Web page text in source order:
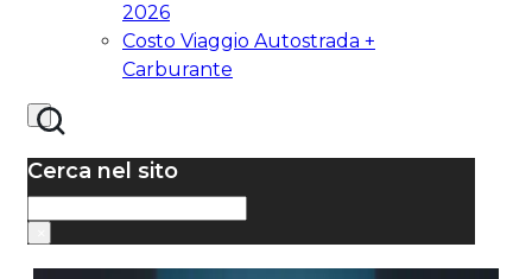
2026
Costo Viaggio Autostrada +
Carburante
Cerca nel sito